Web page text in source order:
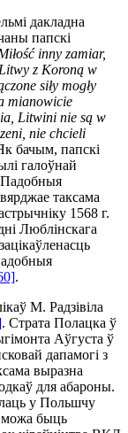
дакладна
папскі
inny zamiar,
z Koroną w
siły mogły
mianowicie
Litwini nie są w
nie chcieli
бачым, папскі
галоўнай
Падобныя
таксама
1568 г.
Люблінскага
.
М. Радзівіла
. Страта Полацка ў
Аўгуста ў
дапамогі з
выразна
для абароны.
у Польшчу
можа быць